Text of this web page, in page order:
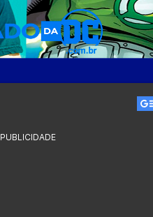
PUBLICIDADE